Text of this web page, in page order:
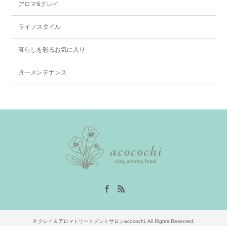
アロマ&クレイ
ライフスタイル
暮らしを彩るお気に入り
月一メンテナンス
© クレイ＆アロマトリートメントサロンacocochi. All Rights Reserved.